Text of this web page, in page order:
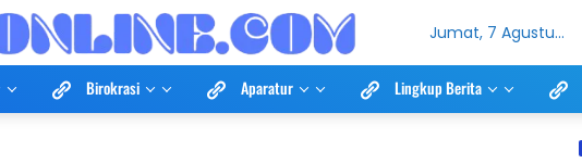
Jumat, 7 Agustus
Birokrasi Aparatur Lingkup Berita